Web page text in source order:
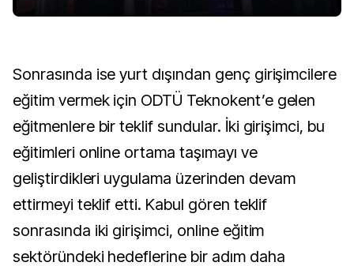
Sonrasında ise yurt dışından genç girişimcilere
eğitim vermek için ODTÜ Teknokent’e gelen
eğitmenlere bir teklif sundular. İki girişimci, bu
eğitimleri online ortama taşımayı ve
geliştirdikleri uygulama üzerinden devam
ettirmeyi teklif etti. Kabul gören teklif
sonrasında iki girişimci, online eğitim
sektöründeki hedeflerine bir adım daha